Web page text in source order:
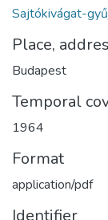
Sajtókivágat-
Place,
Budapest
Temporal
1964
Format
application/pdf